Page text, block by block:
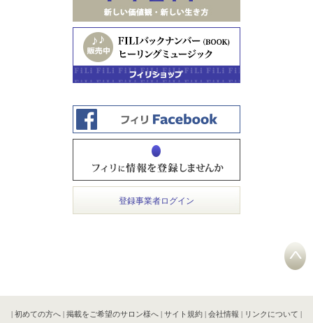
登録事業者ログイン
初めての方へ 掲載をご希望のサロン様へ サイト規約 会社情報 リンクについて